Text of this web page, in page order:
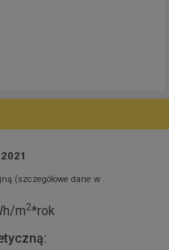
(szczegółowe dane w
m2*rok